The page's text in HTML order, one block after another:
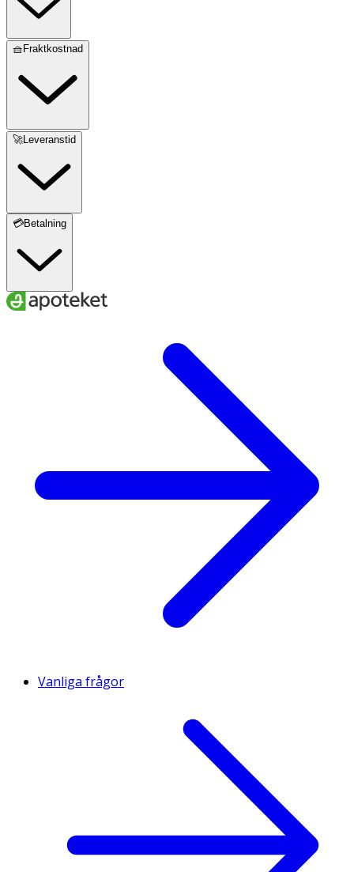
🧺Fraktkostnad
🚀Leveranstid
💳Betalning
Vanliga frågor